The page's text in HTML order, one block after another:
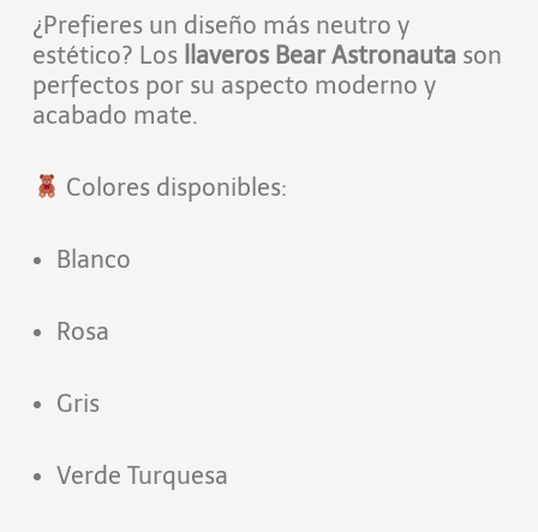
¿Prefieres un diseño más neutro y
estético? Los
llaveros Bear Astronauta son
perfectos por su aspecto moderno y
acabado mate.
Colores disponibles:
Blanco
Rosa
Gris
Verde Turquesa